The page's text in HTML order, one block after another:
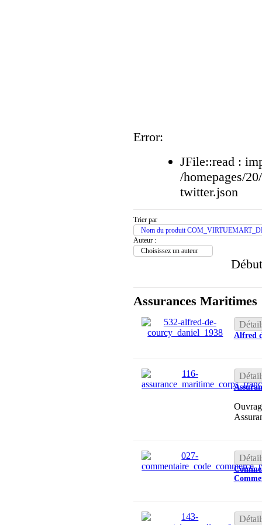
Error:
JFile::read :
/homepages/
twitter.json
Trier par
Nom du produit
Auteur :
Choisissez un auteur
Début
Assurances Maritimes
Alfred